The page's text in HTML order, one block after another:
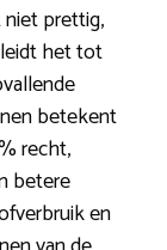
niet prettig,
het tot
betekent
recht,
betere
en